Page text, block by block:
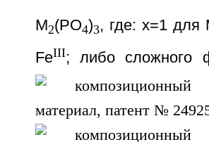
M2(PO4)3, где: х=1 для
FeIII; либо сложного